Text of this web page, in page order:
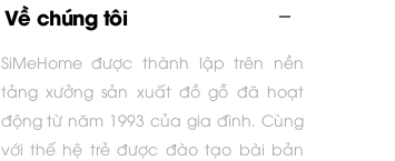
Về chúng tôi
SiMeHome được thành lập trên nền
tảng xưởng sản xuất đồ gỗ đã hoạt
động từ năm 1993 của gia đình. Cùng
với thế hệ trẻ được đào tạo bài bản